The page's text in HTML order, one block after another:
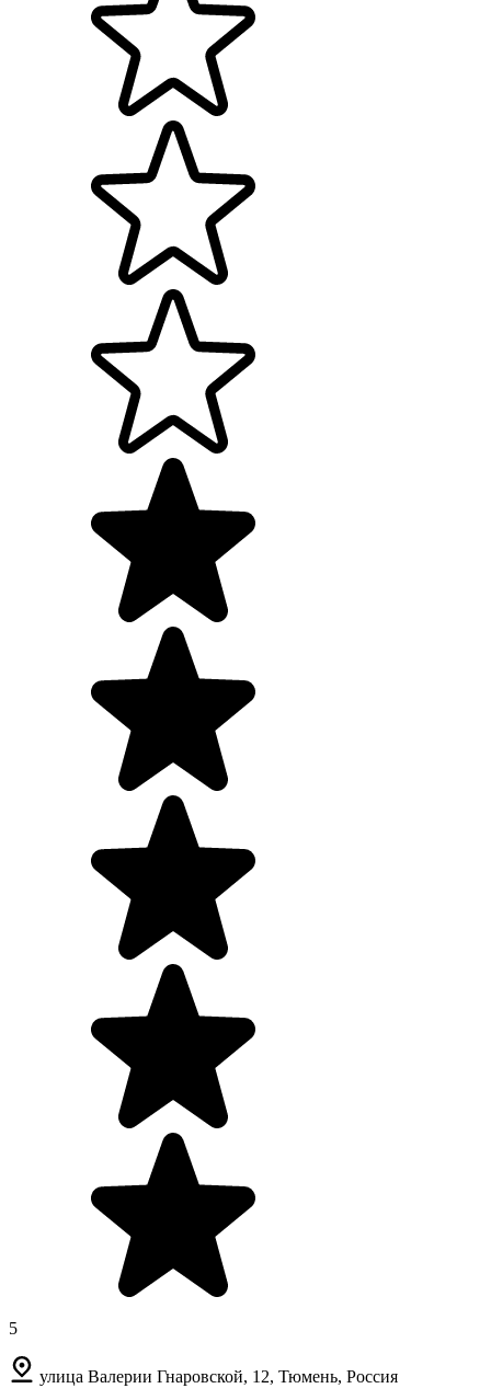
5
улица Валерии Гнаровской, 12, Тюмень, Россия